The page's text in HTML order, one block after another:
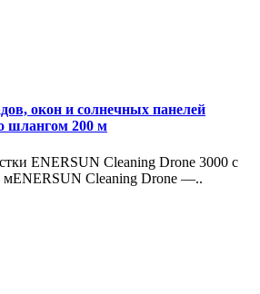
окон и солнечных панелей
шлангом 200 м
ENERSUN Cleaning Drone 3000 с
Cleaning Drone —..